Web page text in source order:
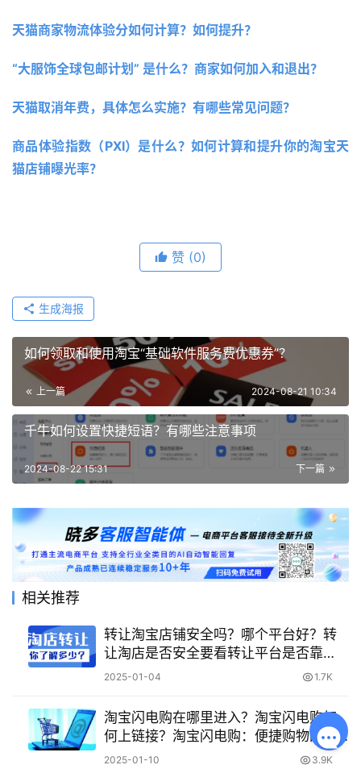
天猫商家物流体验分如何计算？如何提升？
“大服饰全球包邮计划” 是什么？商家如何加入和退出？
天猫取消年费，具体怎么实施？有哪些常见问题？
商品体验指数（PXI）是什么？如何计算和提升你的淘宝天
猫店铺曝光率？
赞 (0)
生成海报
如何领取和使用淘宝“基础软件服务费优惠券”？
上一篇 2024-08-21 10:34
千牛如何设置快捷短语？有哪些注意事项
下一篇
2024-08-22 15:31
相关推荐
转让淘宝店铺安全吗？哪个平台好？转
让淘店是否安全要看转让平台是否靠
谱！
2025-01-04 1.7K
淘宝闪电购在哪里进入？淘宝闪电购如
何上链接？淘宝闪电购：便捷购物的新
通道
2025-01-10 3.9K